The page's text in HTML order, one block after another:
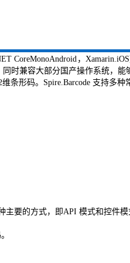
CoreMonoAndroid，
时兼容大部分国产操作系统，
形码。Spire.Barcode 支持多
主要的方式，即API 模式和控件模